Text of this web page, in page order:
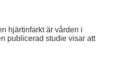
hjärtinfarkt är vården i
publicerad studie visar att